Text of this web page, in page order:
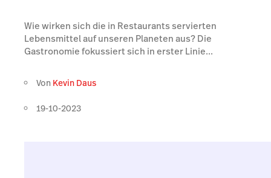
Wie wirken sich die in Restaurants servierten
Lebensmittel auf unseren Planeten aus? Die
Gastronomie fokussiert sich in erster Linie...
Von Kevin Daus
19-10-2023